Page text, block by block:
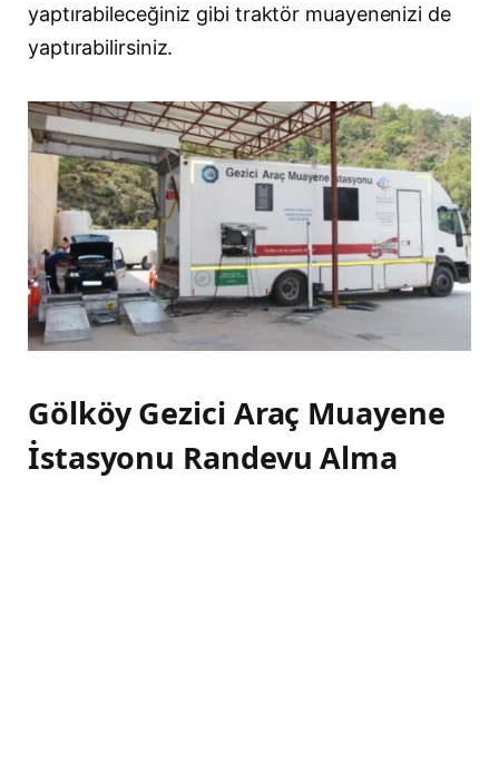
yaptırabileceğiniz gibi traktör muayenenizi de
yaptırabilirsiniz.
Gölköy Gezici Araç Muayene
İstasyonu Randevu Alma